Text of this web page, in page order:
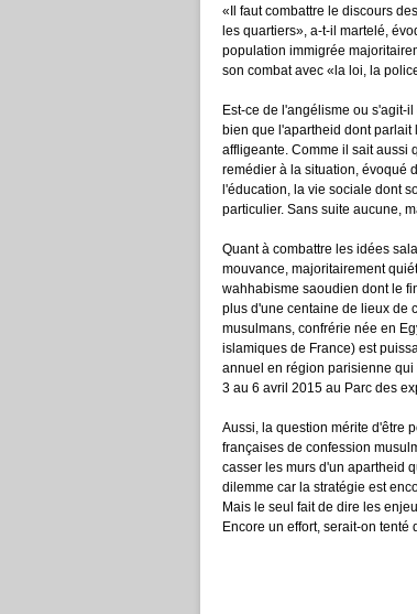
«Il faut combattre le discours
les quartiers», a-t-il martelé,
population immigrée
son combat avec «la loi, la
Est-ce de l'angélisme ou s'agit-
bien que l'apartheid dont parlait
affligeante. Comme il sait aussi
remédier à la situation, évoqué
l'éducation, la vie sociale dont
particulier. Sans suite aucune,
Quant à combattre les idées
mouvance, majoritairement
wahhabisme saoudien dont le
plus d'une centaine de lieux de
musulmans, confrérie née en
islamiques de France) est
annuel en région parisienne
3 au 6 avril 2015 au Parc des
Aussi, la question mérite d'être
françaises de confession
casser les murs d'un apartheid
dilemme car la stratégie est
Mais le seul fait de dire les
Encore un effort, serait-on